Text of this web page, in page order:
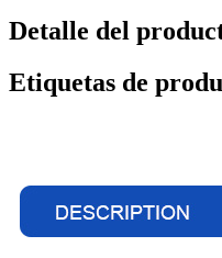
Detalle del
Etiquetas de